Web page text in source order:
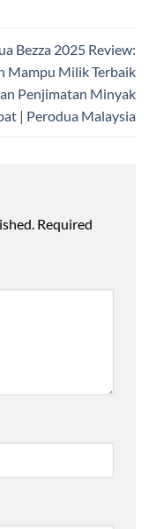
Bezza 2025 Review:
Mampu Milik Terbaik
Penjimatan Minyak
| Perodua Malaysia
Required